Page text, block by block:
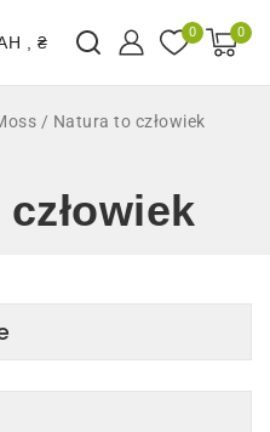
, ₴
0 0
/ Natura to człowiek